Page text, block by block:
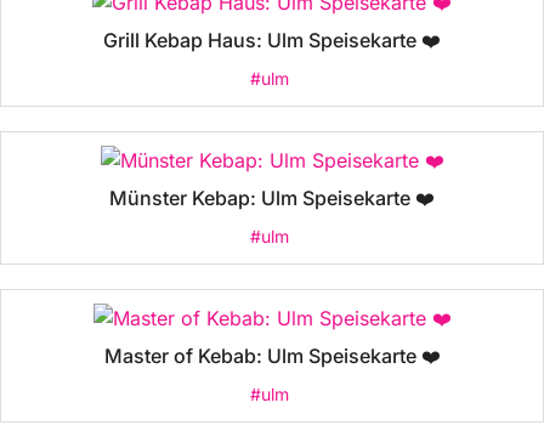
Grill Kebap Haus: Ulm Speisekarte ❤️
#ulm
Münster Kebap: Ulm Speisekarte ❤️
#ulm
Master of Kebab: Ulm Speisekarte ❤️
#ulm